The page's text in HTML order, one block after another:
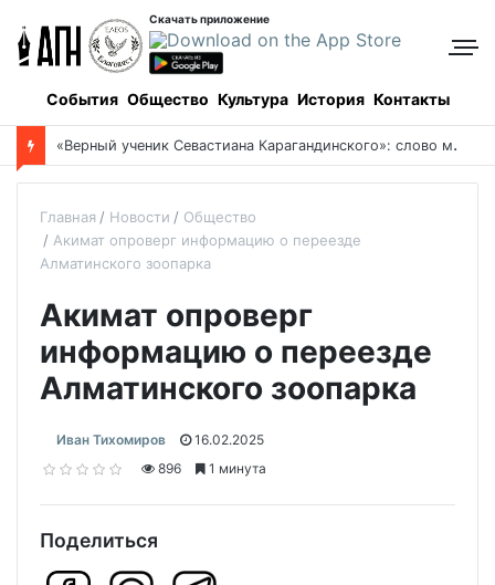
Скачать приложение
События Общество Культура История Контакты
«Верный ученик Севастиана Карагандинского»: слово митрополита Александра о почившем схиархимандрите Пахомии
Главная Новости
Общество
Акимат опроверг информацию о переезде
Алматинского зоопарка
Акимат опроверг
информацию о переезде
Алматинского зоопарка
Иван Тихомиров
16.02.2025
896
1 минута
Поделиться